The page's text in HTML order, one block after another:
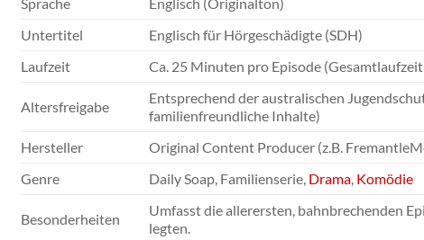
Sprache
Englisch (Originalton)
Untertitel
Englisch für Hörgeschädigte (SDH)
Laufzeit
Ca. 25 Minuten pro Episode
Altersfreigabe
Entsprechend der australischen
familienfreundliche Inhalte)
Hersteller
Original Content Producer (z.B.
Genre
Daily Soap, Familienserie, Drama, Komödie
Besonderheiten
Umfasst die allerersten, bahnbrechenden
legten.